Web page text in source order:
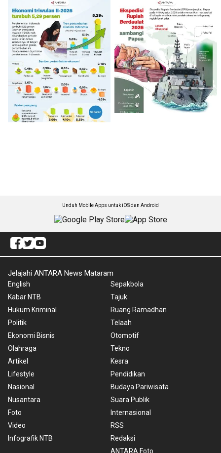
Unduh Mobile Apps untuk iOS dan Android
Jelajahi ANTARA News Mataram
English
Kabar NTB
Hukum Kriminal
Politik
Ekonomi Bisnis
Olahraga
Artikel
Lifestyle
Nasional
Nusantara
Foto
Video
Infografik NTB
Sepakbola
Tajuk
Ruang Ramadhan
Telaah
Otomotif
Tekno
Kesra
Pendidikan
Budaya Pariwisata
Suara Publik
Internasional
RSS
Redaksi
ANTARA Foto